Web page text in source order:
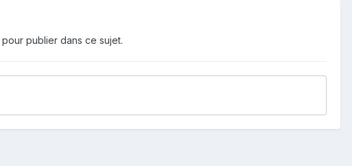
pour publier dans ce sujet.